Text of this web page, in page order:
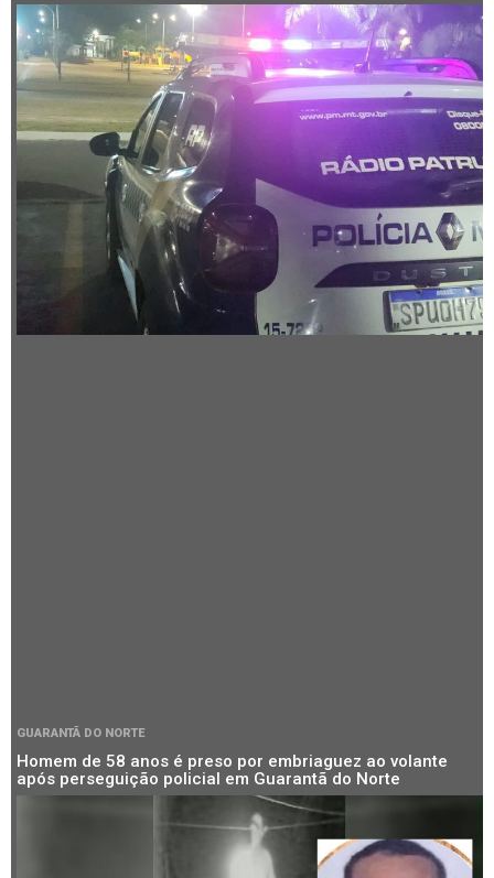
GUARANTÃ DO NORTE
Homem de 58 anos é preso por embriaguez ao volante
após perseguição policial em Guarantã do Norte